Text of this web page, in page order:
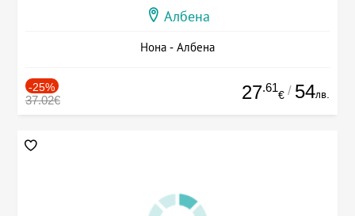
Албена
Нона - Албена
-25%
37.02€ 27.61
€ / 54лв.